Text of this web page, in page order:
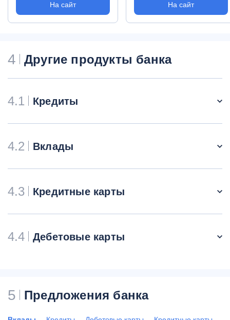
На сайт На сайт
4 Другие продукты банка
4.1 Кредиты
4.2 Вклады
4.3 Кредитные карты
4.4 Дебетовые карты
5 Предложения банка